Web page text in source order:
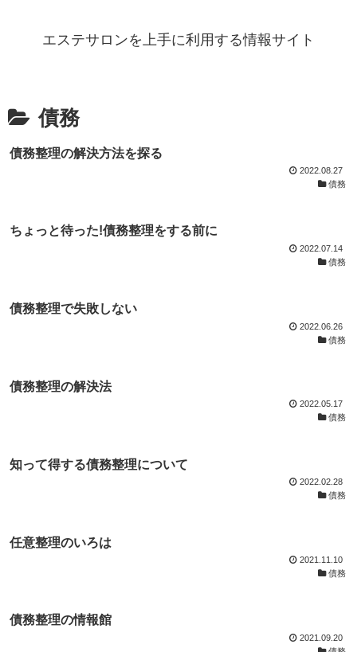
エステサロンを上手に利用する情報サイト
債務
債務整理の解決方法を探る
2022.08.27
債務
ちょっと待った!債務整理をする前に
2022.07.14
債務
債務整理で失敗しない
2022.06.26
債務
債務整理の解決法
2022.05.17
債務
知って得する債務整理について
2022.02.28
債務
任意整理のいろは
2021.11.10
債務
債務整理の情報館
2021.09.20